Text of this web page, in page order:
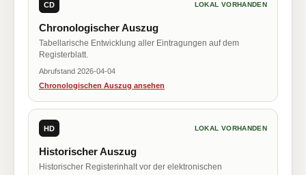
CD LOKAL VORHANDEN
Chronologischer Auszug
Tabellarische Entwicklung aller Eintragungen auf dem
Registerblatt.
Abrufstand 2026-04-04
Chronologischen Auszug ansehen
HD LOKAL VORHANDEN
Historischer Auszug
Historischer Registerinhalt vor der elektronischen